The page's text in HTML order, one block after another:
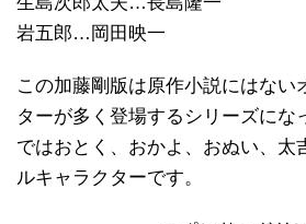
岩五郎…岡田映一
この加藤剛版は原作小説にはない
ターが多く登場するシリーズにな
ではおとく、おかよ、おぬい、太
ルキャラクターです。